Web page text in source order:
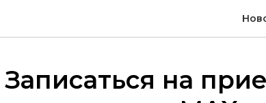
Записаться на